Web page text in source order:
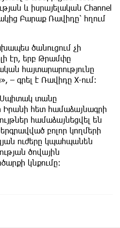
և իսրայելական Channel
Բարաք Ռավիդը՝ հղում
ծանուցում չի
էր, երբ Թրամփը
հայտարարությունը
– գրել է Ռավիդը Х-ում։
Սպիտակ տանը
Իրանի հետ համաձայնագրի
համաձայնեցվել են
բոլոր կողմերի
ուժերը կպահպանեն
ծովային
կնքումը: